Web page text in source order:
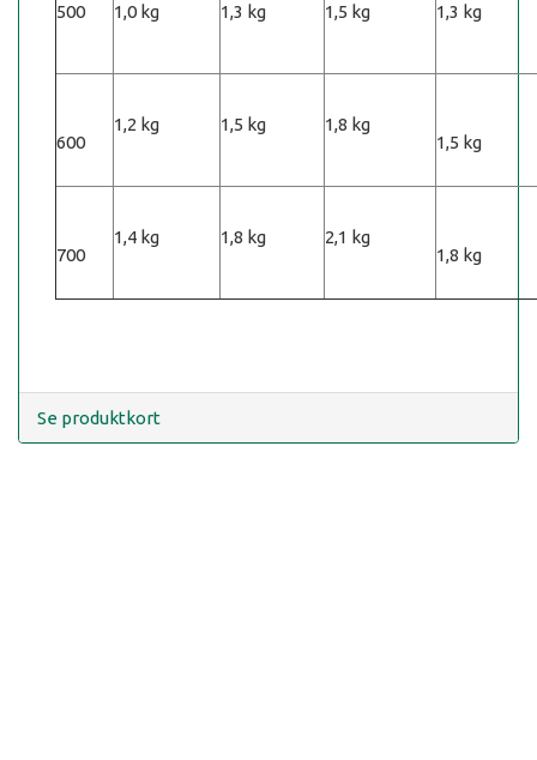
500 1,0 kg 1,3 kg 1,5 kg 1,3 kg
600
1,2 kg 1,5 kg
1,8 kg
1,5 kg
700
1,4 kg 1,8 kg
2,1 kg
1,8 kg
Se produktkort